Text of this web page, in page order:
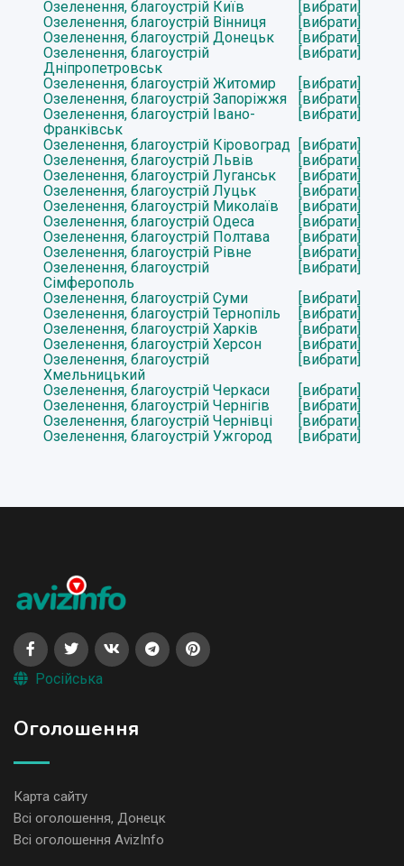
Озеленення, благоустрій Київ
[вибрати]
Озеленення, благоустрій Вінниця
[вибрати]
Озеленення, благоустрій Донецьк
[вибрати]
Озеленення, благоустрій
Дніпропетровськ
[вибрати]
Озеленення, благоустрій Житомир
[вибрати]
Озеленення, благоустрій Запоріжжя
[вибрати]
Озеленення, благоустрій Івано-
Франківськ
[вибрати]
Озеленення, благоустрій Кіровоград
[вибрати]
Озеленення, благоустрій Львів
[вибрати]
Озеленення, благоустрій Луганськ
[вибрати]
Озеленення, благоустрій Луцьк
[вибрати]
Озеленення, благоустрій Миколаїв
[вибрати]
Озеленення, благоустрій Одеса
[вибрати]
Озеленення, благоустрій Полтава
[вибрати]
Озеленення, благоустрій Рівне
[вибрати]
Озеленення, благоустрій
Сімферополь
[вибрати]
Озеленення, благоустрій Суми
[вибрати]
Озеленення, благоустрій Тернопіль
[вибрати]
Озеленення, благоустрій Харків
[вибрати]
Озеленення, благоустрій Херсон
[вибрати]
Озеленення, благоустрій
Хмельницький
[вибрати]
Озеленення, благоустрій Черкаси
[вибрати]
Озеленення, благоустрій Чернігів
[вибрати]
Озеленення, благоустрій Чернівці
[вибрати]
Озеленення, благоустрій Ужгород
[вибрати]
Російська
Оголошення
Карта сайту
Всі оголошення, Донецк
Всі оголошення AvizInfo